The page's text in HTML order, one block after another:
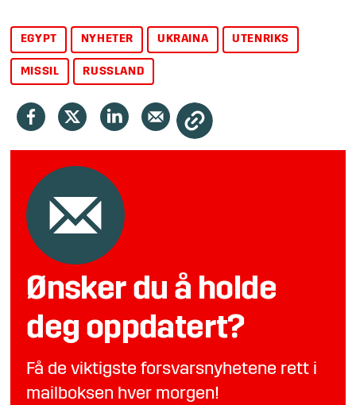
EGYPT NYHETER UKRAINA UTENRIKS
MISSIL RUSSLAND
Ønsker du å holde
deg oppdatert?
Få de viktigste forsvarsnyhetene rett i
mailboksen hver morgen!